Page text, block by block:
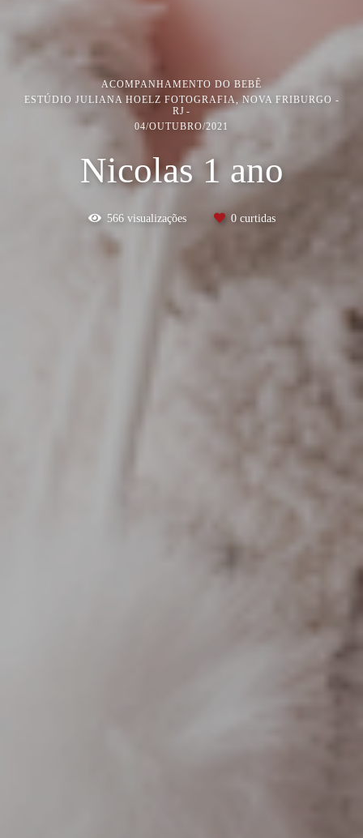
ACOMPANHAMENTO DO BEBÊ
ESTÚDIO JULIANA HOELZ FOTOGRAFIA, NOVA FRIBURGO -
RJ
04/OUTUBRO/2021
Nicolas 1 ano
566visualizações 0curtidas